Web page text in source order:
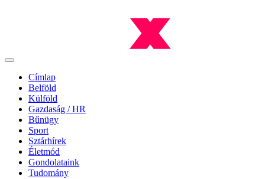
Címlap
Belföld
Külföld
Gazdaság / HR
Bűnügy
Sport
Sztárhírek
Életmód
Gondolataink
Tudomány